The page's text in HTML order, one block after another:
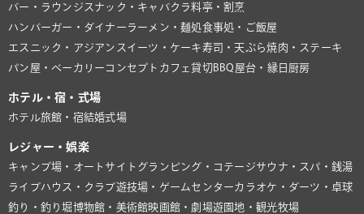
バー・ラウンジ スナック・キャバクラ料亭・割烹
ハンバーガー・ダイナーラーメン・麺処食事処・ご飯屋
エスニック・アジアン スイーツ・ケーキ寿司・天ぷら焼肉・ステーキ
パン屋・ベーカリー コンセプトカフェ貸切BBQ 屋台・縁日 厨房
ホテル・宿・式場
ホテル旅館・宿結婚式場
レジャー・娯楽
キャンプ場・オートサイト グランピング・コテージサウナ・スパ・銭湯
ライブハウス・クラブ遊技場・ゲームセンターカラオケ・ダーツ・卓球
釣り・釣り堀博物館・美術館映画館・劇場遊園地・観光牧場